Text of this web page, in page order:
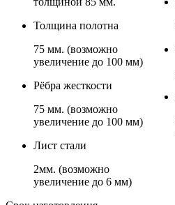
Толщина полотна
75 мм. (возможно
увеличение до 100 мм)
Рёбра жесткости
75 мм. (возможно
увеличение до 100 мм)
Лист стали
2мм. (возможно
увеличение до 6 мм)